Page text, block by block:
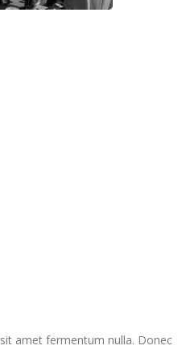
amet fermentum nulla. Donec